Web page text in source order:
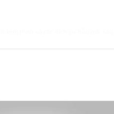
theo và các dịch vụ hẫu mãi sau
chính hãng theo đúng tiêu chuẩn